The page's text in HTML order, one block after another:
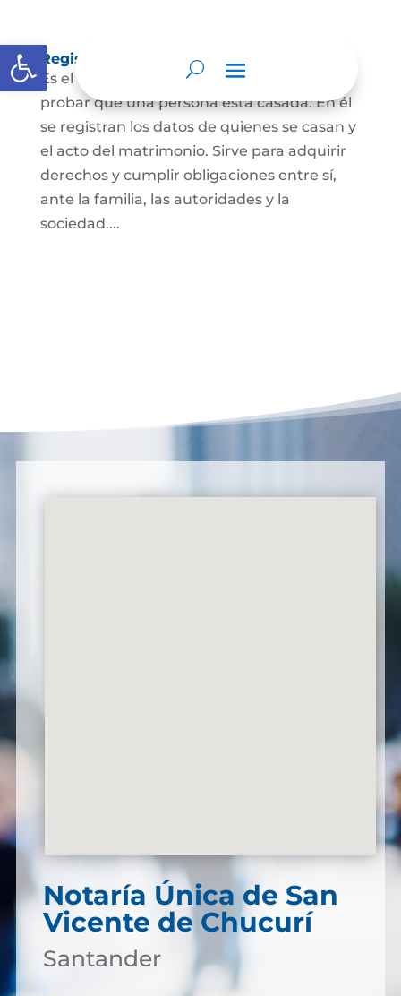
Abrir barra de herramientas
Registro Civil de Matrimonio
Es el documento público necesario para
probar que una persona está casada. En él
se registran los datos de quienes se casan y
el acto del matrimonio. Sirve para adquirir
derechos y cumplir obligaciones entre sí,
ante la familia, las autoridades y la
sociedad....
Notaría Única de San
Vicente de Chucurí
Santander